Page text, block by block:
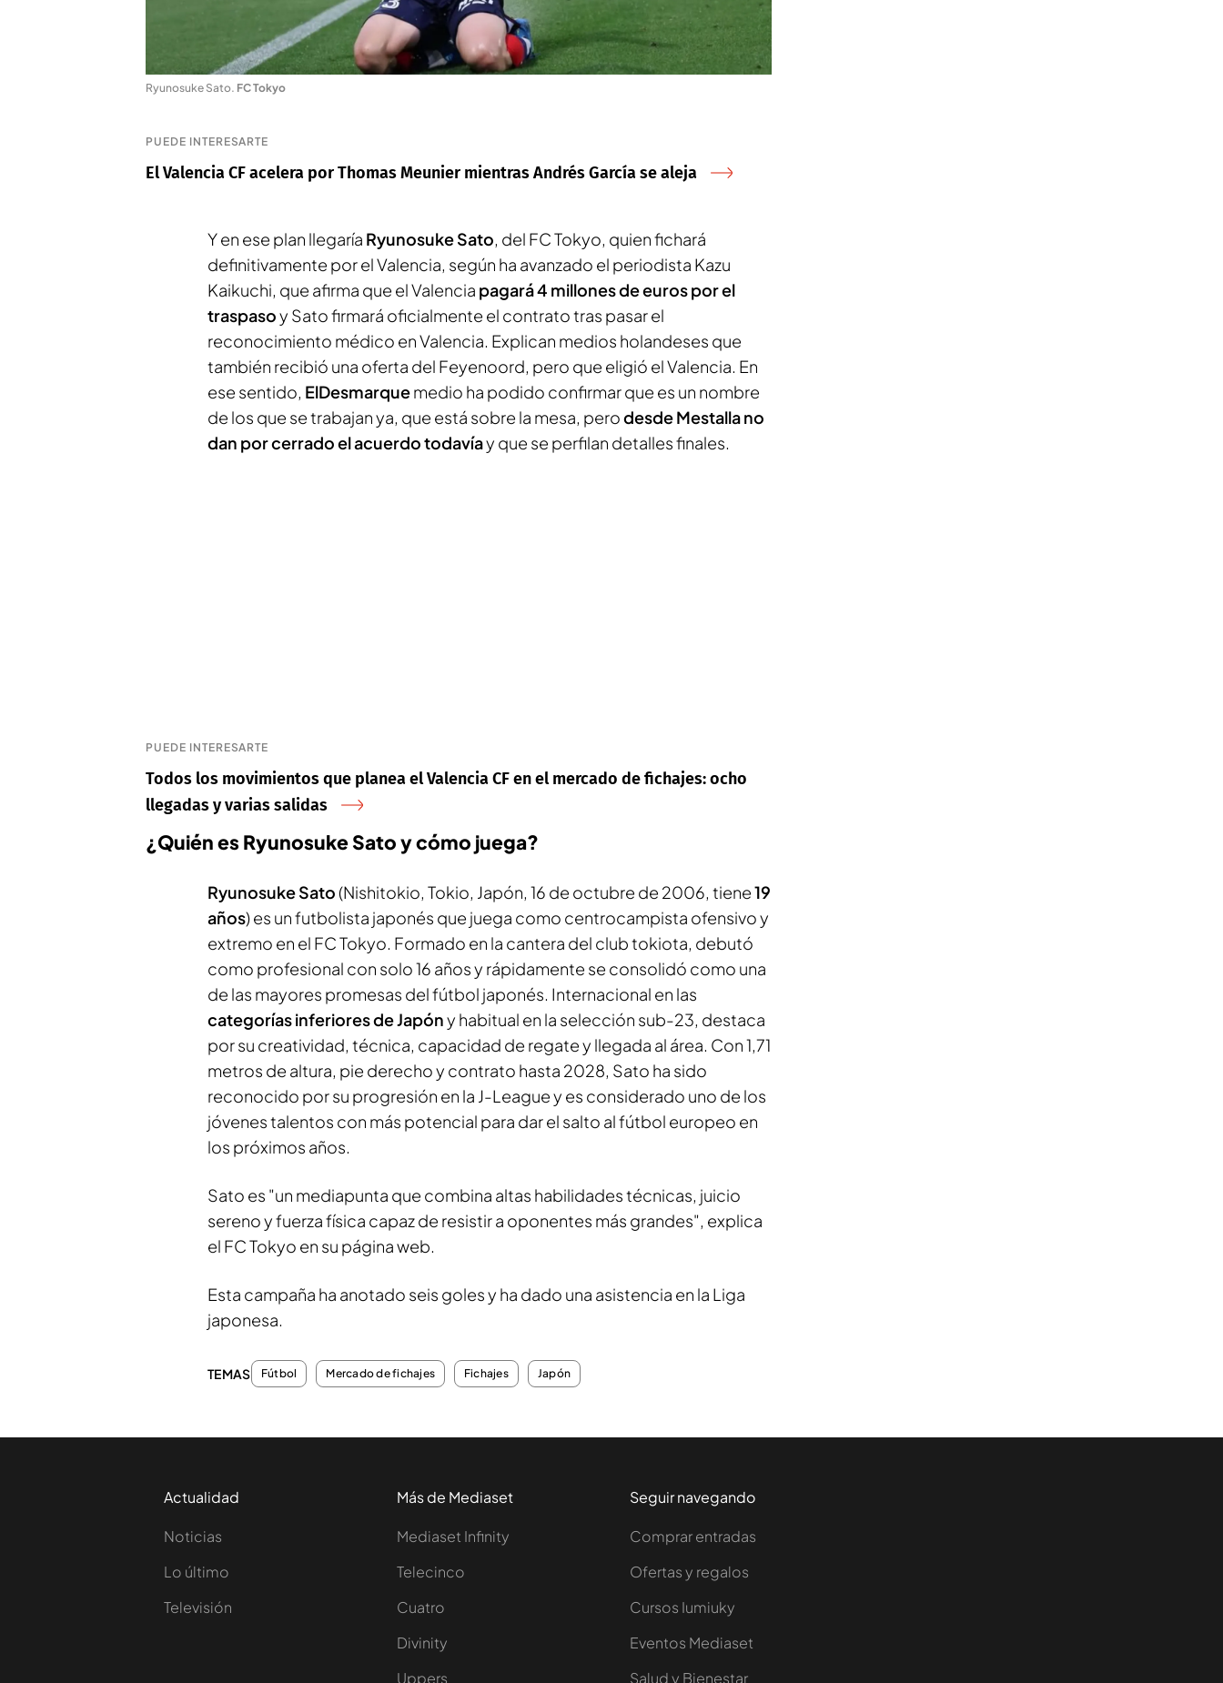
Ryunosuke Sato. FC Tokyo
PUEDE INTERESARTE
El Valencia CF acelera por Thomas Meunier mientras Andrés García se aleja
Y en ese plan llegaría Ryunosuke Sato, del FC Tokyo, quien fichará
definitivamente por el Valencia, según ha avanzado el periodista Kazu
Kaikuchi, que afirma que el Valencia pagará 4 millones de euros por el
traspasoy Sato firmará oficialmente el contrato tras pasar el
reconocimiento médico en Valencia. Explican medios holandeses que
también recibió una oferta del Feyenoord, pero que eligió el Valencia. En
ese sentido, ElDesmarquemedio ha podido confirmar que es un nombre
de los que se trabajan ya, que está sobre la mesa, perodesde Mestalla no
dan por cerrado el acuerdo todavíay que se perfilan detalles finales.
PUEDE INTERESARTE
Todos los movimientos que planea el Valencia CF en el mercado de fichajes: ocho
llegadas y varias salidas
¿Quién es Ryunosuke Sato y cómo juega?
Ryunosuke Sato(Nishitokio, Tokio, Japón, 16 de octubre de 2006, tiene19
años) es un futbolista japonés que juega como centrocampista ofensivo y
extremo en el FC Tokyo. Formado en la cantera del club tokiota, debutó
como profesional con solo 16 años y rápidamente se consolidó como una
de las mayores promesas del fútbol japonés. Internacional en las
categorías inferiores de Japóny habitual en la selección sub-23, destaca
por su creatividad, técnica, capacidad de regate y llegada al área. Con 1,71
metros de altura, pie derecho y contrato hasta 2028, Sato ha sido
reconocido por su progresión en la J-League y es considerado uno de los
jóvenes talentos con más potencial para dar el salto al fútbol europeo en
los próximos años.
Sato es "un mediapunta que combina altas habilidades técnicas, juicio
sereno y fuerza física capaz de resistir a oponentes más grandes", explica
el FC Tokyo en su página web.
Esta campaña ha anotado seis goles y ha dado una asistencia en la Liga
japonesa.
TEMAS Fútbol Mercado de fichajes Fichajes Japón
Actualidad
Noticias
Lo último
Televisión
Más de Mediaset
Mediaset Infinity
Telecinco
Cuatro
Divinity
Uppers
Seguir navegando
Comprar entradas
Ofertas y regalos
Cursos Iumiuky
Eventos Mediaset
Salud y Bienestar